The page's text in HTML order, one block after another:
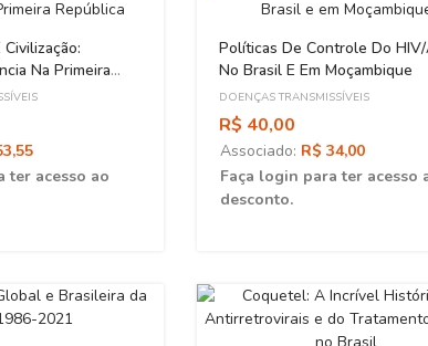
Na Primeira
ter acesso ao
Políticas De Controle Do
No Brasil E Em Moçambique
DOENÇAS TRANSMISSÍVEIS
R$ 40,00
Associado: R$ 34,00
Faça login para ter acesso
desconto.